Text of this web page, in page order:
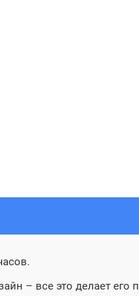
– все это делает